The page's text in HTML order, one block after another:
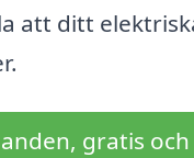
att ditt
gratis